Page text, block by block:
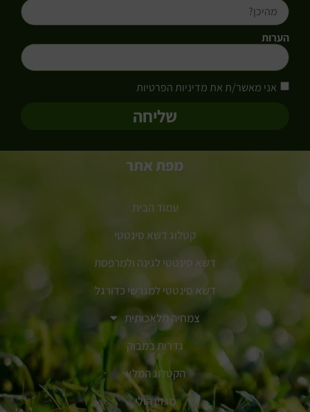
הערות
אני מאשר/ת את מדיניות הפרטיות
שליחה
מפת אתר
עמוד הבית
קטלוג דשא סינטטי
דשא סינטטי לגינה ולמרפסת
דשא סינטטי למגרשי כדורגל
צמחיה מלאכותית
גדרות במבוק
הקטלוג המלא
מגזין הולי